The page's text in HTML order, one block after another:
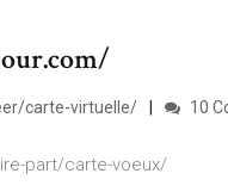
carte-virtuelle/ 10
part/carte-voeux/